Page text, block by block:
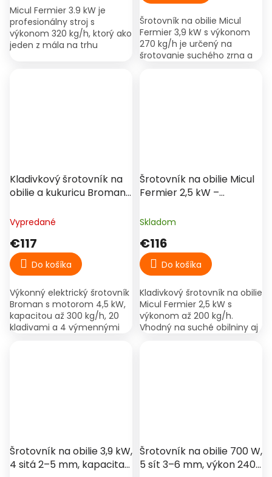
5
hviezdičiek.
Micul Fermier 3.9 kW je
profesionálny stroj s
výkonom 320 kg/h, ktorý ako
jeden z mála na trhu
Šrotovník na obilie Micul
Fermier 3,9 kW s výkonom
270 kg/h je určený na
šrotovanie suchého zrna a
Kladivkový šrotovník na
obilie a kukuricu Broman
kladív, 4 sitá
Vypredané
€117
Do košíka
Výkonný elektrický šrotovník
Broman s motorom 4,5 kW,
kapacitou až 300 kg/h, 20
kladivami a 4 výmennými
Šrotovník na obilie Micul
Fermier 2,5 kW –
sitá
Skladom
€116
Do košíka
Kladivkový šrotovník na obilie
Micul Fermier 2,5 kW s
výkonom až 200 kg/h.
Vhodný na suché obilniny aj
Šrotovník na obilie 3,9 kW,
4 sitá 2–5 mm, kapacita
Šrotovník na obilie 700 W,
5 sít 3–6 mm, výkon 240